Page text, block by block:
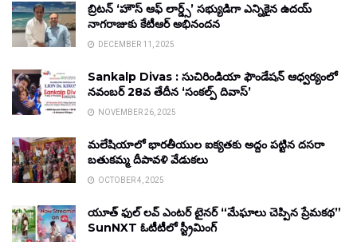
బ్రిటన్ ‘హౌస్ ఆఫ్ లార్డ్స్’ సభ్యుడిగా ఎన్నికైన ఉదయ్
నాగరాజుకు కేటీఆర్ అభినందన
DECEMBER 11, 2025
Sankalp Divas : సుచిరిండియా ఫౌండేషన్ ఆధ్వర్యంలో
నవంబర్ 28వ తేదీన ‘సంకల్ప్ దివాస్’
NOVEMBER 26, 2025
మలేషియాలో భారతీయుల ఐక్యతకు అద్దం పట్టిన దసరా
బతుకమ్మ దీపావళి వేడుకలు
OCTOBER 4, 2025
యూత్ ఫుల్ లవ్ ఎంటర్ టైనర్ “మేఘాలు చెప్పిన ప్రేమకథ”
SunNXT ఓటీటీలో స్ట్రీమింగ్